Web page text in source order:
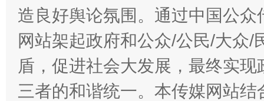
造良好舆论氛围。通过中国公
网站架起政府和公众/公民/大众
盾，促进社会大发展，最终实
三者的和谐统一。本传媒网站